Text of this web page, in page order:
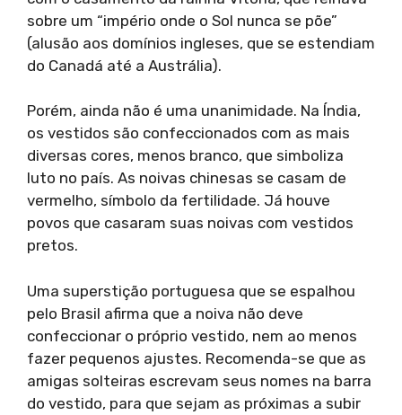
sobre um “império onde o Sol nunca se põe”
(alusão aos domínios ingleses, que se estendiam
do Canadá até a Austrália).
Porém, ainda não é uma unanimidade. Na Índia,
os vestidos são confeccionados com as mais
diversas cores, menos branco, que simboliza
luto no país. As noivas chinesas se casam de
vermelho, símbolo da fertilidade. Já houve
povos que casaram suas noivas com vestidos
pretos.
Uma superstição portuguesa que se espalhou
pelo Brasil afirma que a noiva não deve
confeccionar o próprio vestido, nem ao menos
fazer pequenos ajustes. Recomenda-se que as
amigas solteiras escrevam seus nomes na barra
do vestido, para que sejam as próximas a subir